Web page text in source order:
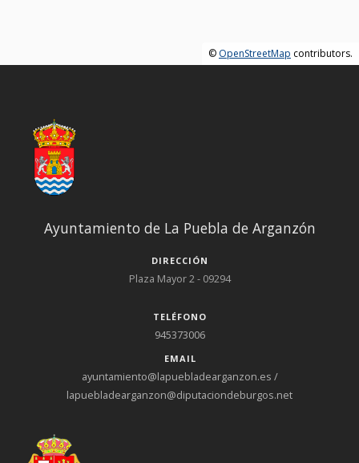
© OpenStreetMap contributors.
Ayuntamiento de La Puebla de Arganzón
DIRECCIÓN
Plaza Mayor 2 - 09294
TELÉFONO
945373006
EMAIL
ayuntamiento@lapuebladearganzon.es /
lapuebladearganzon@diputaciondeburgos.net